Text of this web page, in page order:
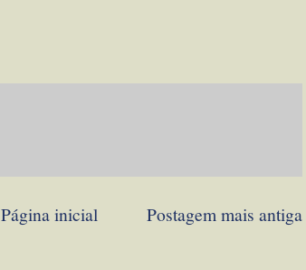
Postagem mais antiga
Página inicial